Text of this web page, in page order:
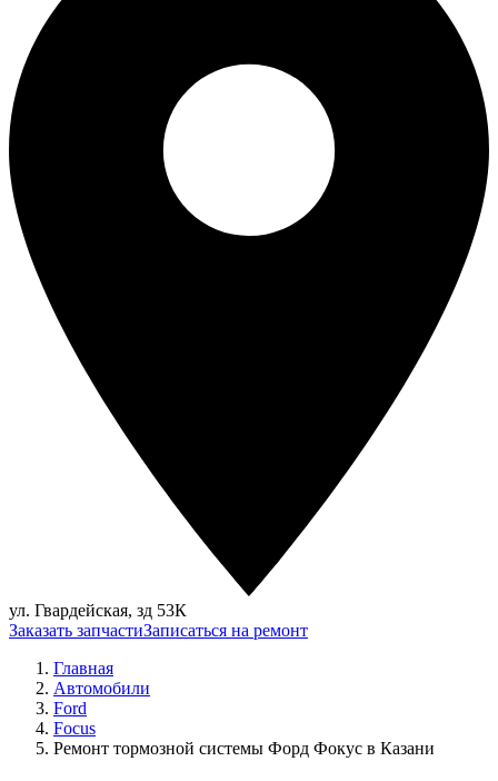
ул. Гвардейская, зд 53К
Заказать запчастиЗаписаться на ремонт
Главная
Автомобили
Ford
Focus
Ремонт тормозной системы Форд Фокус в Казани